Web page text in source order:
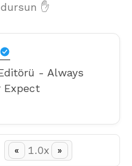
✋
- Always
Expect
« 1.0x »